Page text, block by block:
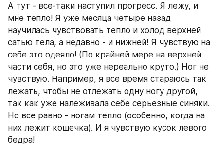
А тут - все-таки наступил прогресс. Я лежу, и
мне тепло! Я уже месяца четыре назад
научилась чувствовать тепло и холод верхней
сатью тела, а недавно - и нижней! Я чувствую на
себе это одеяло! (По крайней мере на верхней
части себя, но это уже нереально круто.) Ног не
чувствую. Например, я все время стараюсь так
лежать, чтобы не отлежать одну ногу другой,
так как уже належивала себе серьезные синяки.
Но все равно - ногам тепло (особенно, когда на
них лежит кошечка). И я чувствую кусок левого
бедра!